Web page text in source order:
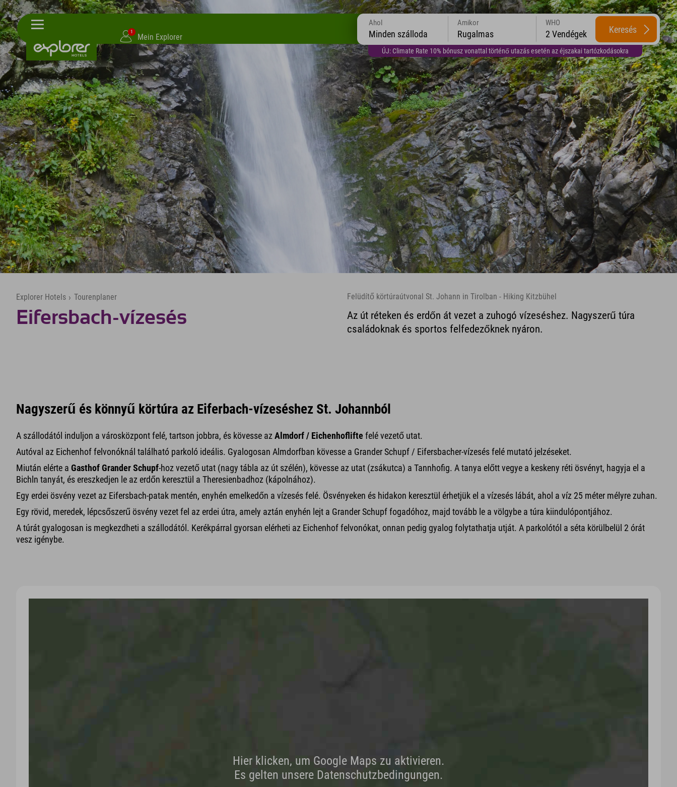
1
Mein Explorer
ÚJ: Climate Rate 10% bónusz vonattal történő utazás esetén az éjszakai tartózkodásokra
Ahol
Minden szálloda
Amikor
Rugalmas
WHO
2 Vendégek Keresés
Explorer Hotels › Tourenplaner
Eifersbach-vízesés
Felüdítő körtúraútvonal St. Johann in Tirolban - Hiking Kitzbühel
Az út réteken és erdőn át vezet a zuhogó vízeséshez. Nagyszerű túra
családoknak és sportos felfedezőknek nyáron.
Nagyszerű és könnyű körtúra az Eiferbach-vízeséshez St. Johannból
A szállodától induljon a városközpont felé, tartson jobbra, és kövesse az Almdorf / Eichenhoflifte felé vezető utat.
Autóval az Eichenhof felvonóknál található parkoló ideális. Gyalogosan Almdorfban kövesse a Grander Schupf / Eifersbacher-vízesés felé mutató jelzéseket.
Miután elérte a Gasthof Grander Schupf-hoz vezető utat (nagy tábla az út szélén), kövesse az utat (zsákutca) a Tannhofig. A tanya előtt vegye a keskeny réti ösvényt, hagyja el a
Bichln tanyát, és ereszkedjen le az erdőn keresztül a Theresienbadhoz (kápolnához).
Egy erdei ösvény vezet az Eifersbach-patak mentén, enyhén emelkedőn a vízesés felé. Ösvényeken és hidakon keresztül érhetjük el a vízesés lábát, ahol a víz 25 méter mélyre zuhan.
Egy rövid, meredek, lépcsőszerű ösvény vezet fel az erdei útra, amely aztán enyhén lejt a Grander Schupf fogadóhoz, majd tovább le a völgybe a túra kiindulópontjához.
A túrát gyalogosan is megkezdheti a szállodától. Kerékpárral gyorsan elérheti az Eichenhof felvonókat, onnan pedig gyalog folytathatja utját. A parkolótól a séta körülbelül 2 órát
vesz igénybe.
Hier klicken, um Google Maps zu aktivieren.
Es gelten unsere Datenschutzbedingungen.